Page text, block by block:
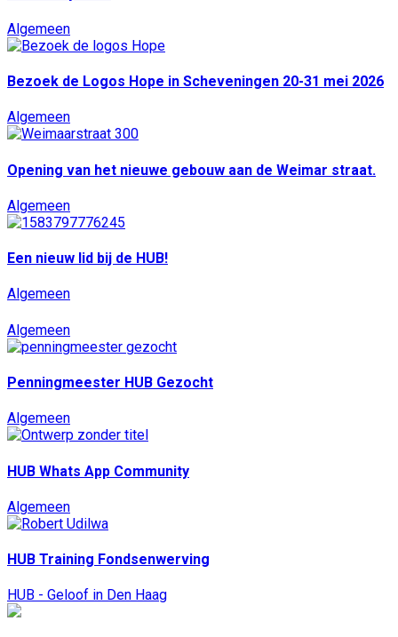
Algemeen
Bezoek de Logos Hope in Scheveningen 20-31 mei 2026
Algemeen
Opening van het nieuwe gebouw aan de Weimar straat.
Algemeen
Een nieuw lid bij de HUB!
Algemeen
Algemeen
Penningmeester HUB Gezocht
Algemeen
HUB Whats App Community
Algemeen
HUB Training Fondsenwerving
HUB - Geloof in Den Haag